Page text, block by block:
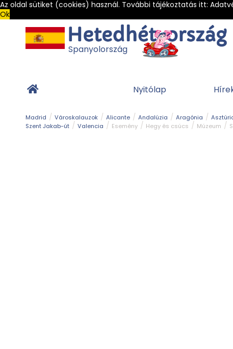
Az oldal sütiket (cookies) használ. További tájékoztatás itt:
Ok
Spanyolország
Nyitólap
Madrid Városkalauzok Alicante Andalúzia Aragónia
Szent Jakab-út
Valencia Esemény Hegy és csúcs Múzeum